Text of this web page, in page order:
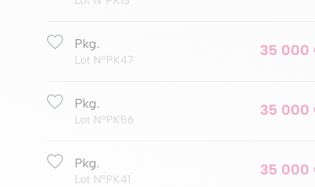
Pkg.
Lot NºPK47
35 000
Pkg.
Lot NºPK56
35 000
Pkg.
Lot NºPK41
35 000